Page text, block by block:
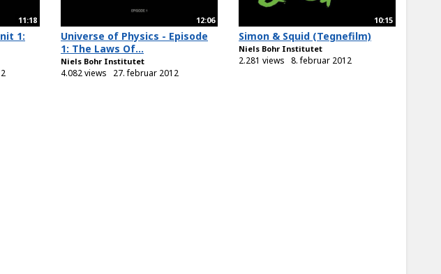
11:18
1:
12:06
Universe of Physics - Episode
1: The Laws Of...
Niels Bohr Institutet
4.082 views 27. februar 2012
10:15
Simon & Squid (Tegnefilm)
Niels Bohr Institutet
2.281 views 8. februar 2012